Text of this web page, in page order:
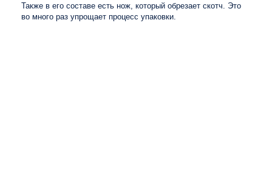
Также в его составе есть нож, который обрезает скотч. Это
во много раз упрощает процесс упаковки.